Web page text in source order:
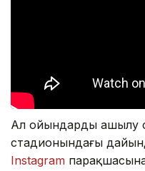
Ал ойындардың ашылу
стадионындағы
Instagram